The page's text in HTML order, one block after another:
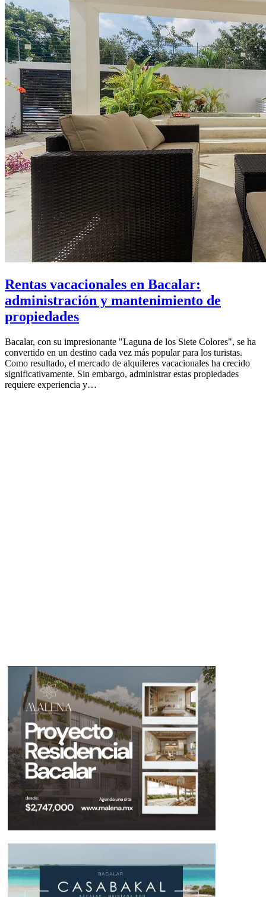
Rentas vacacionales en Bacalar:
administración y mantenimiento de
propiedades
Bacalar, con su impresionante "Laguna de los Siete Colores", se ha
convertido en un destino cada vez más popular para los turistas.
Como resultado, el mercado de alquileres vacacionales ha crecido
significativamente. Sin embargo, administrar estas propiedades
requiere experiencia y…